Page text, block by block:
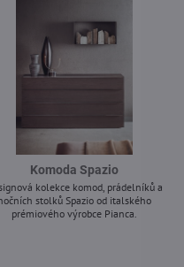
Komoda Spazio
kolekce komod, prádelníků a
stolků Spazio od italského
prémiového výrobce Pianca.